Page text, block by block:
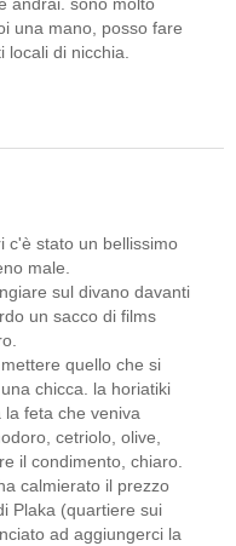
una mano, posso fare
di nicchia.
c'è stato un bellissimo
male.
sul divano davanti
un sacco di films
quello che si
chicca. la horiatiki
feta che veniva
cetriolo, olive,
il condimento, chiaro.
calmierato il prezzo
Plaka (quartiere sui
ad aggiungerci la